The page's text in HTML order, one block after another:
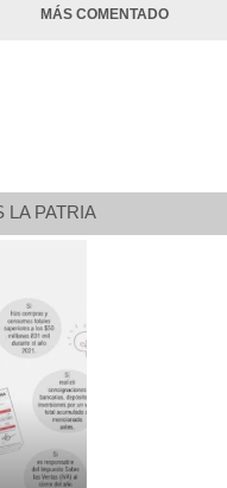
MÁS COMENTADO
LA PATRIA